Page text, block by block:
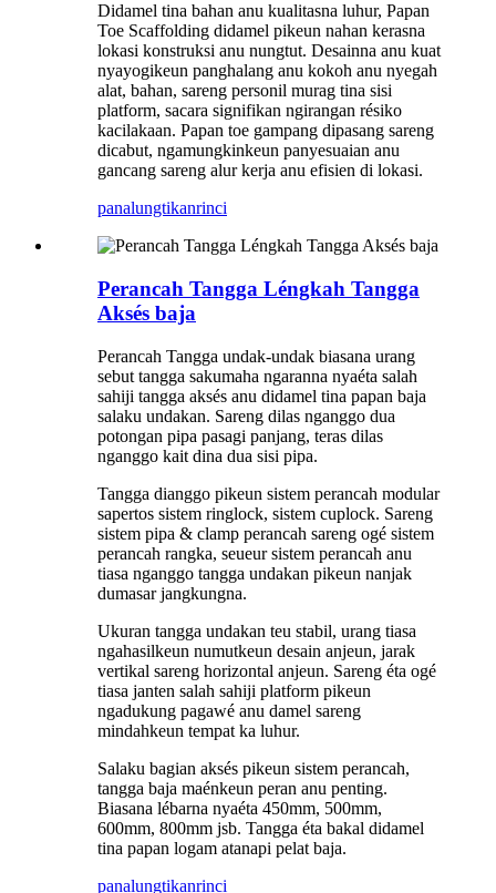
Didamel tina bahan anu kualitasna luhur, Papan
Toe Scaffolding didamel pikeun nahan kerasna
lokasi konstruksi anu nungtut. Desainna anu kuat
nyayogikeun panghalang anu kokoh anu nyegah
alat, bahan, sareng personil murag tina sisi
platform, sacara signifikan ngirangan résiko
kacilakaan. Papan toe gampang dipasang sareng
dicabut, ngamungkinkeun panyesuaian anu
gancang sareng alur kerja anu efisien di lokasi.
panalungtikanrinci
Perancah Tangga Léngkah Tangga
Aksés baja
Perancah Tangga undak-undak biasana urang
sebut tangga sakumaha ngaranna nyaéta salah
sahiji tangga aksés anu didamel tina papan baja
salaku undakan. Sareng dilas nganggo dua
potongan pipa pasagi panjang, teras dilas
nganggo kait dina dua sisi pipa.
Tangga dianggo pikeun sistem perancah modular
sapertos sistem ringlock, sistem cuplock. Sareng
sistem pipa & clamp perancah sareng ogé sistem
perancah rangka, seueur sistem perancah anu
tiasa nganggo tangga undakan pikeun nanjak
dumasar jangkungna.
Ukuran tangga undakan teu stabil, urang tiasa
ngahasilkeun numutkeun desain anjeun, jarak
vertikal sareng horizontal anjeun. Sareng éta ogé
tiasa janten salah sahiji platform pikeun
ngadukung pagawé anu damel sareng
mindahkeun tempat ka luhur.
Salaku bagian aksés pikeun sistem perancah,
tangga baja maénkeun peran anu penting.
Biasana lébarna nyaéta 450mm, 500mm,
600mm, 800mm jsb. Tangga éta bakal didamel
tina papan logam atanapi pelat baja.
panalungtikanrinci